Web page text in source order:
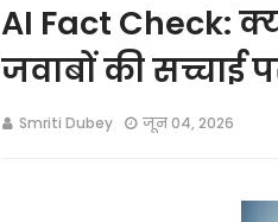
AI Fact Check:
जवाबों की
Smriti Dubey जून 04, 2026